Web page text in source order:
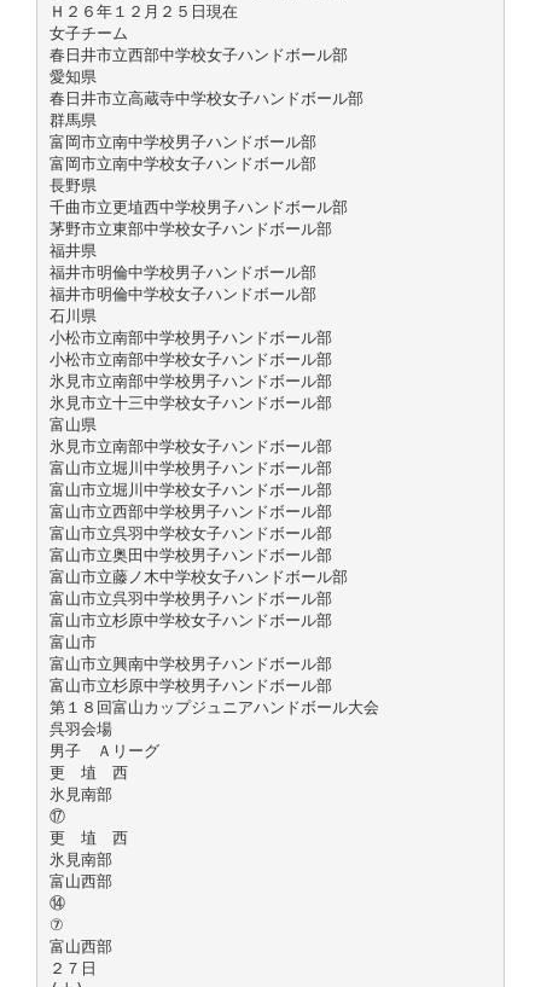
Ｈ２６年１２月２５日現在
女子チーム
春日井市立西部中学校女子ハンドボール部
愛知県
春日井市立高蔵寺中学校女子ハンドボール部
群馬県
富岡市立南中学校男子ハンドボール部
富岡市立南中学校女子ハンドボール部
長野県
千曲市立更埴西中学校男子ハンドボール部
茅野市立東部中学校女子ハンドボール部
福井県
福井市明倫中学校男子ハンドボール部
福井市明倫中学校女子ハンドボール部
石川県
小松市立南部中学校男子ハンドボール部
小松市立南部中学校女子ハンドボール部
氷見市立南部中学校男子ハンドボール部
氷見市立十三中学校女子ハンドボール部
富山県
氷見市立南部中学校女子ハンドボール部
富山市立堀川中学校男子ハンドボール部
富山市立堀川中学校女子ハンドボール部
富山市立西部中学校男子ハンドボール部
富山市立呉羽中学校女子ハンドボール部
富山市立奥田中学校男子ハンドボール部
富山市立藤ノ木中学校女子ハンドボール部
富山市立呉羽中学校男子ハンドボール部
富山市立杉原中学校女子ハンドボール部
富山市
富山市立興南中学校男子ハンドボール部
富山市立杉原中学校男子ハンドボール部
第１８回富山カップジュニアハンドボール大会
呉羽会場
男子 Ａリーグ
更 埴 西
氷見南部
⑰
更 埴 西
氷見南部
富山西部
⑭
⑦
富山西部
２７日